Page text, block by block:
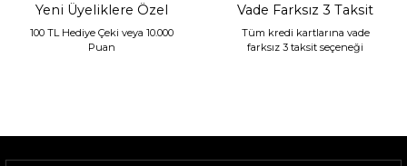
Yeni Üyeliklere Özel
100 TL Hediye Çeki veya 10.000
Puan
Vade Farksız 3 Taksit
Tüm kredi kartlarına vade
farksız 3 taksit seçeneği